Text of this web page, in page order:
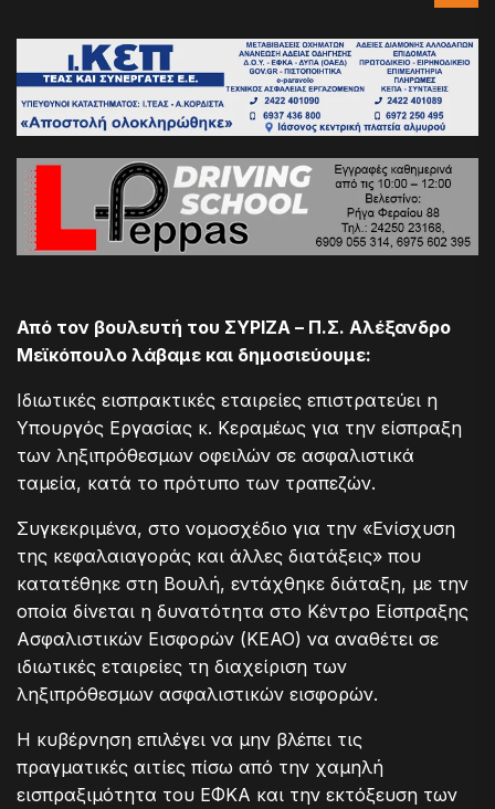
Από τον βουλευτή του ΣΥΡΙΖΑ – Π.Σ. Αλέξανδρο
Μεϊκόπουλο λάβαμε και δημοσιεύουμε:
Ιδιωτικές εισπρακτικές εταιρείες επιστρατεύει η
Υπουργός Εργασίας κ. Κεραμέως για την είσπραξη
των ληξιπρόθεσμων οφειλών σε ασφαλιστικά
ταμεία, κατά το πρότυπο των τραπεζών.
Συγκεκριμένα, στο νομοσχέδιο για την «Ενίσχυση
της κεφαλαιαγοράς και άλλες διατάξεις» που
κατατέθηκε στη Βουλή, εντάχθηκε διάταξη, με την
οποία δίνεται η δυνατότητα στο Κέντρο Είσπραξης
Ασφαλιστικών Εισφορών (ΚΕΑΟ) να αναθέτει σε
ιδιωτικές εταιρείες τη διαχείριση των
ληξιπρόθεσμων ασφαλιστικών εισφορών.
Η κυβέρνηση επιλέγει να μην βλέπει τις
πραγματικές αιτίες πίσω από την χαμηλή
εισπραξιμότητα του ΕΦΚΑ και την εκτόξευση των